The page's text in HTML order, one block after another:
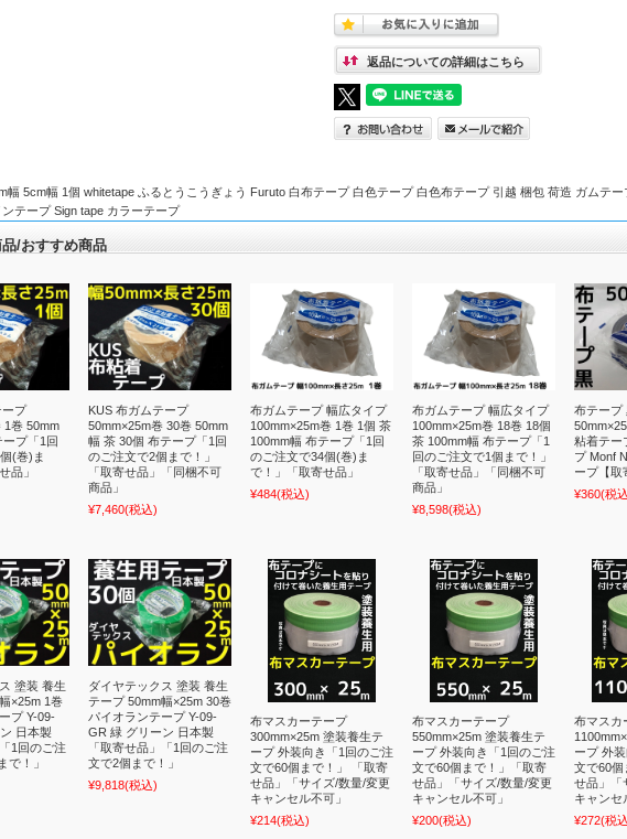
返品についての詳細はこちら
幅 5cm幅 1個 whitetape ふるとうこうぎょう Furuto 白布テープ 白色テープ 白色布テープ 引越 梱包 荷造 ガムテ
テープ Sign tape カラーテープ
/おすすめ商品
ープ
1巻 50mm
プ「1回
(巻)ま
品」
KUS 布ガムテープ
50mm×25m巻 30巻 50mm
幅 茶 30個 布テープ「1回
のご注文で2個まで！」
「取寄せ品」「同梱不可
商品」
¥7,460(税込)
布ガムテープ 幅広タイプ
100mm×25m巻 1巻 1個 茶
100mm幅 布テープ「1回
のご注文で34個(巻)ま
で！」「取寄せ品」
¥484(税込)
布ガムテープ 幅広タイプ
100mm×25m巻 18巻 18個
茶 100mm幅 布テープ「1
回のご注文で1個まで！」
「取寄せ品」「同梱不可
商品」
¥8,598(税込)
布テープ
粘着テー
プ Monf
ープ【取
¥360(税
塗装 養生
×25m 1巻
プ Y-09-
日本製
1回のご注
で！」
ダイヤテックス 塗装 養生
テープ 50mm幅×25m 30巻
パイオランテープ Y-09-
GR 緑 グリーン 日本製
「取寄せ品」「1回のご注
文で2個まで！」
¥9,818(税込)
布マスカーテープ
300mm×25m 塗装養生テ
ープ 外装向き「1回のご注
文で60個まで！」 「取寄
せ品」「サイズ/数量/変更
キャンセル不可」
¥214(税込)
布マスカーテープ
550mm×25m 塗装養生テ
ープ 外装向き「1回のご注
文で60個まで！」「取寄
せ品」「サイズ/数量/変更
キャンセル不可」
¥200(税込)
布マスカ
ープ 外
文で60個
せ品」「
キャンセ
¥272(税